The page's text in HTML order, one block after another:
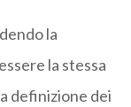
la
la stessa
definizione dei